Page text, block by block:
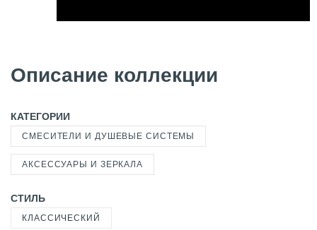
Описание коллекции
КАТЕГОРИИ
СМЕСИТЕЛИ И ДУШЕВЫЕ СИСТЕМЫ
АКСЕССУАРЫ И ЗЕРКАЛА
СТИЛЬ
КЛАССИЧЕСКИЙ